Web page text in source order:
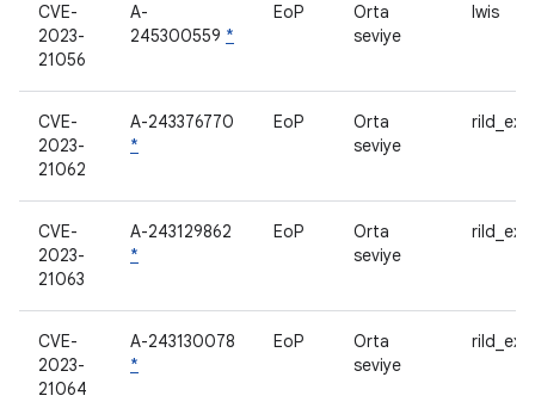
CVE-
2023-
21056
A-
245300559 *
EoP
Orta
seviye
lwis
CVE-
2023-
21062
A-243376770
*
EoP
Orta
seviye
CVE-
2023-
21063
A-243129862
*
EoP
Orta
seviye
CVE-
2023-
21064
A-243130078
*
EoP
Orta
seviye